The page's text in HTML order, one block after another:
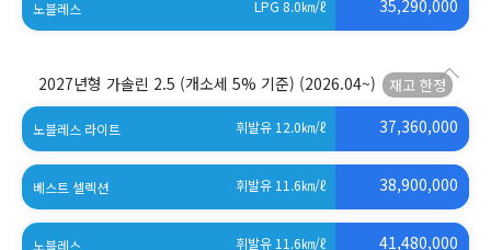
노블레스 LPG 8.0㎞/ℓ 35,290,000
2027년형 가솔린 2.5 (개소세 5% 기준) (2026.04~)
노블레스 라이트 휘발유 12.0㎞/ℓ 37,360,000
베스트 셀렉션 휘발유 11.6㎞/ℓ 38,900,000
노블레스 휘발유 11.6㎞/ℓ 41,480,000